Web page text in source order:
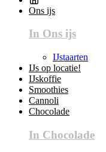
Ons ijs
In Ons ijs
IJstaarten
IJs op locatie!
IJskoffie
Smoothies
Cannoli
Chocolade
In Chocolade